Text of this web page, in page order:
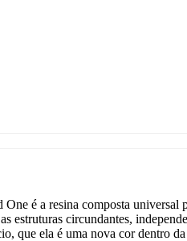
é a resina composta universal
estruturas circundantes,
que ela é uma nova cor dentro